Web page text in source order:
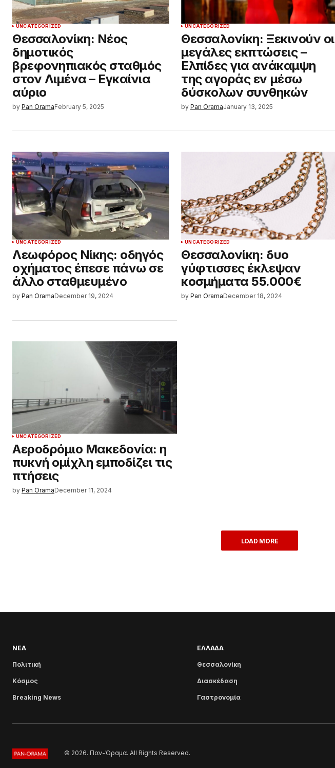
UNCATEGORIZED
Θεσσαλονίκη: Νέος
δημοτικός
βρεφονηπιακός σταθμός
στον Λιμένα – Εγκαίνια
αύριο
by Pan OramaFebruary 5, 2025
UNCATEGORIZED
Θεσσαλονίκη: Ξεκινούν οι
μεγάλες εκπτώσεις –
Ελπίδες για ανάκαμψη
της αγοράς εν μέσω
δύσκολων συνθηκών
by Pan OramaJanuary 13, 2025
UNCATEGORIZED
Λεωφόρος Νίκης: οδηγός
οχήματος έπεσε πάνω σε
άλλο σταθμευμένο
by Pan OramaDecember 19, 2024
UNCATEGORIZED
Θεσσαλονίκη: δυο
γύφτισσες έκλεψαν
κοσμήματα 55.000€
by Pan OramaDecember 18, 2024
UNCATEGORIZED
Αεροδρόμιο Μακεδονία: η
πυκνή ομίχλη εμποδίζει τις
πτήσεις
by Pan OramaDecember 11, 2024
LOAD MORE
ΝΕΑ
Πολιτική
Κόσμος
Breaking News
ΕΛΛΑΔΑ
Θεσσαλονίκη
Διασκέδαση
Γαστρονομία
© 2026. Παν-Όραμα. All Rights Reserved.